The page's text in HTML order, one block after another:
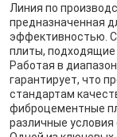
Линия по
предназначенная
эффективностью. С
плиты, подходящие
Работая в
гарантирует, что
стандартам
фиброцементные
различные